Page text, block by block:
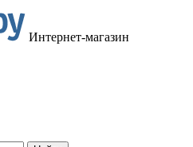
Интернет-магазин